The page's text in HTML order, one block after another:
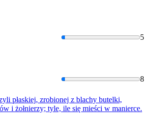
5
8
płaskiej, zrobionej z blachy butelki,
i żołnierzy; tyle, ile się mieści w manierce.